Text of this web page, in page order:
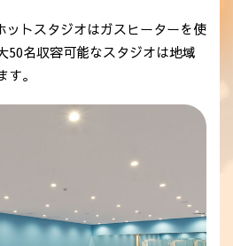
トスタジオはガスヒーターを使
50名収容可能なスタジオは地域
。